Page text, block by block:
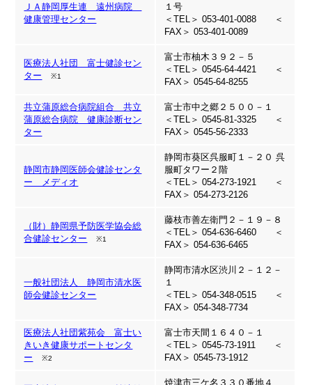
ＪＡ静岡厚生連 遠州病院
健康管理センター
１号
＜TEL＞ 053-401-0088 ＜
FAX＞ 053-401-0089
医療法人社団 富士健診セン
ター
※1
富士市柚木３９２－５
＜TEL＞ 0545-64-4421 ＜
FAX＞ 0545-64-8255
共立蒲原総合病院組合 共立
蒲原総合病院 健康診断セン
ター
富士市中之郷２５００－１
＜TEL＞ 0545-81-3325 ＜
FAX＞ 0545-56-2333
静岡市静岡医師会健診センタ
ー メディオ
静岡市葵区呉服町１－２０ 呉
服町タワー２階
＜TEL＞ 054-273-1921 ＜
FAX＞ 054-273-2126
（財）静岡県予防医学協会総
合健診センター
※1
藤枝市善左衛門２－１９－８
＜TEL＞ 054-636-6460 ＜
FAX＞ 054-636-6465
一般社団法人 静岡市清水医
師会健診センター
静岡市清水区渋川２－１２－
１
＜TEL＞ 054-348-0515 ＜
FAX＞ 054-348-7734
医療法人社団紫苑会 富士い
きいき健康サポートセンタ
ー
※2
富士市天間１６４０－１
＜TEL＞ 0545-73-1911 ＜
FAX＞ 0545-73-1912
焼津市三ケ名３３０番地４